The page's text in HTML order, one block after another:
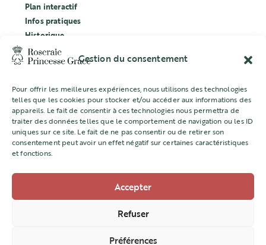
Gestion du consentement
Pour offrir les meilleures expériences, nous utilisons des technologies
telles que les cookies pour stocker et/ou accéder aux informations des
appareils. Le fait de consentir à ces technologies nous permettra de
traiter des données telles que le comportement de navigation ou les ID
uniques sur ce site. Le fait de ne pas consentir ou de retirer son
consentement peut avoir un effet négatif sur certaines caractéristiques
et fonctions.
Accepter
Refuser
Préférences
Plan interactif
Infos pratiques
Historique
Évènements
Labellisation Ecocert
CONCOURS
L’ASSOCIATION
Mentions légales
Direction de l’Aménagement Urbain
amenagement@gouv.mc